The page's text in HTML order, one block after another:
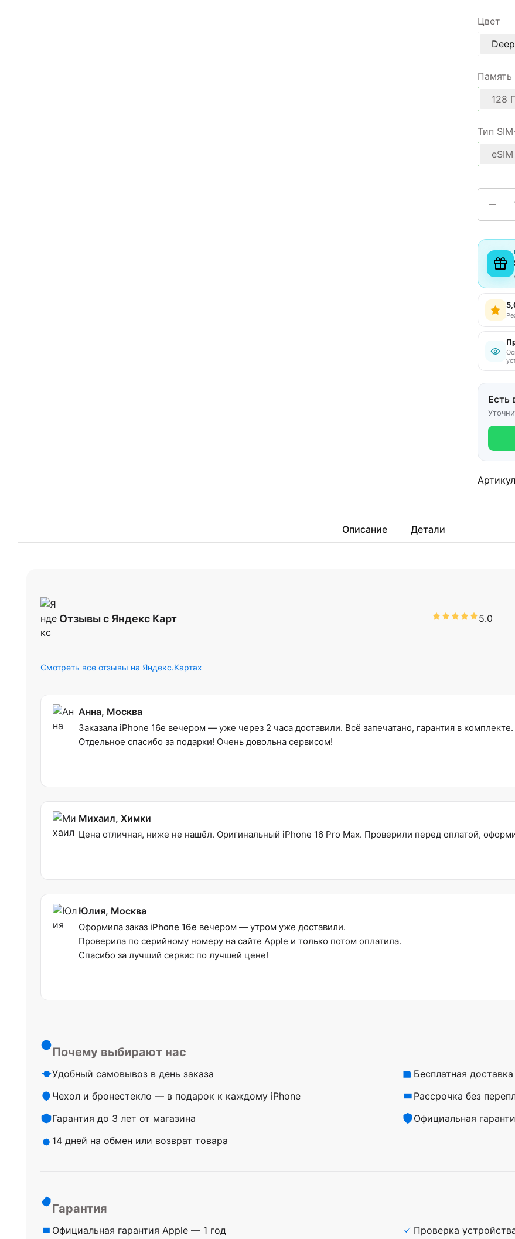
Цвет
Память
128
Тип
eSIM
Есть
Описание Детали
Отзывы с Яндекс Карт 5.0
Смотреть все отзывы на Яндекс.Картах
Анна, Москва
Заказала iPhone 16e вечером — уже через 2 часа доставили. Всё запечатано, гарантия в комплекте.
Отдельное спасибо за подарки! Очень довольна сервисом!
Михаил, Химки
Цена отличная, ниже не нашёл. Оригинальный iPhone 16 Pro Max. Проверили перед оплатой,
Юлия, Москва
Оформила заказ iPhone 16e вечером — утром уже доставили.
Проверила по серийному номеру на сайте Apple и только потом оплатила.
Спасибо за лучший сервис по лучшей цене!
Почему выбирают нас
Удобный самовывоз в день заказа
Бесплатная
Чехол и бронестекло — в подарок к каждому iPhone
Рассрочка без
Гарантия до 3 лет от магазина
Официальная
14 дней на обмен или возврат товара
Гарантия
Официальная гарантия Apple — 1 год
Проверка